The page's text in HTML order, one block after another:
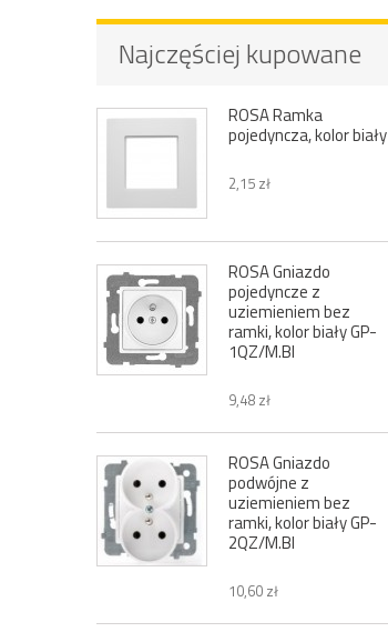
Najczęściej kupowane
ROSA Ramka
pojedyncza, kolor biały
2,15 zł
ROSA Gniazdo
pojedyncze z
uziemieniem bez
ramki, kolor biały GP-
1QZ/M.BI
9,48 zł
ROSA Gniazdo
podwójne z
uziemieniem bez
ramki, kolor biały GP-
2QZ/M.BI
10,60 zł